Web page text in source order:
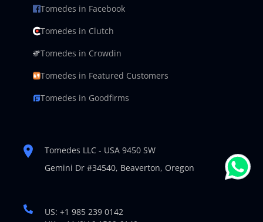
Tomedes in Facebook
Tomedes in Clutch
Tomedes in Crowdin
Tomedes in Featured Customers
Tomedes in Goodfirms
Tomedes LLC - USA 9450 SW
Gemini Dr #34540, Beaverton, Oregon
US: +1 985 239 0142